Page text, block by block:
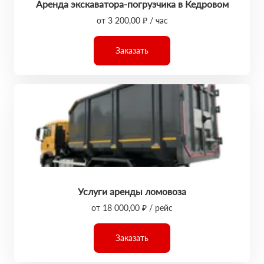
Аренда экскаватора-погрузчика в Кедровом
от 3 200,00 ₽ / час
Заказать
Услуги аренды ломовоза
от 18 000,00 ₽ / рейс
Заказать